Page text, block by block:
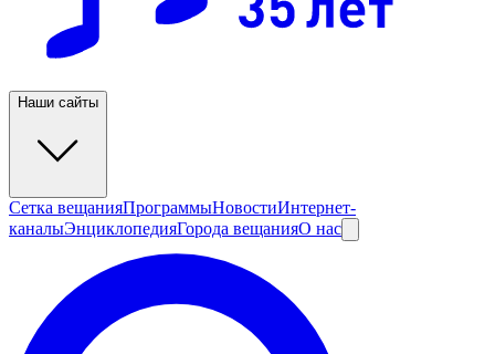
Наши сайты
Сетка вещанияПрограммыНовостиИнтернет-
каналыЭнциклопедияГорода вещанияО нас